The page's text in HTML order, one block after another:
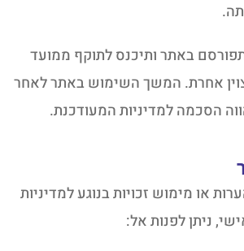
באתר ותיכנס לתוקף ממועד
אחרת. המשך השימוש באתר לאחר
הסכמה למדיניות המעודכנת.
או מימוש זכויות בנוגע למדיניות
ניתן לפנות אל: